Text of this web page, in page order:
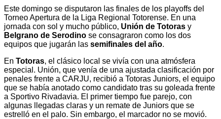
Este domingo se disputaron las finales de los playoffs del
Torneo Apertura de la Liga Regional Totorense. En una
jornada con sol y mucho público, Unión de Totoras y
Belgrano de Serodino se consagraron como los dos
equipos que jugarán las semifinales del año.
En Totoras, el clásico local se vivía con una atmósfera
especial. Unión, que venía de una ajustada clasificación por
penales frente a CARJU, recibió a Totoras Juniors, el equipo
que se había anotado como candidato tras su goleada frente
a Sportivo Rivadavia. El primer tiempo fue parejo, con
algunas llegadas claras y un remate de Juniors que se
estrelló en el palo. Sin embargo, el marcador no se movió.